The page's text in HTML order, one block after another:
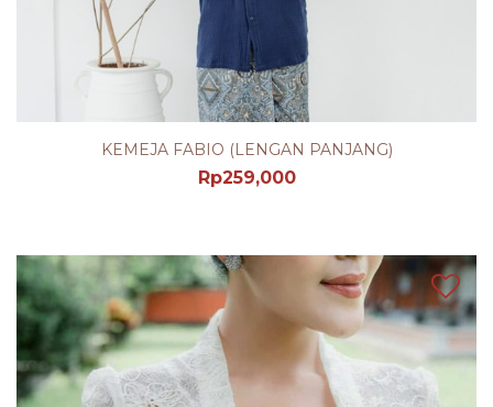
KEMEJA FABIO (LENGAN PANJANG)
Rp259,000